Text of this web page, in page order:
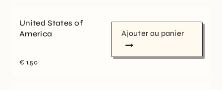
United States of
America
€ 1,50
Ajouter au panier